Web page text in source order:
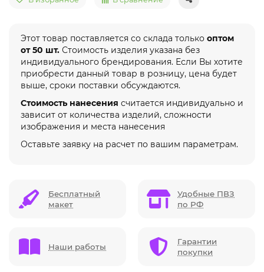
Этот товар поставляется со склада только оптом
от 50 шт. Стоимость изделия указана без
индивидуального брендирования. Если Вы хотите
приобрести данный товар в розницу, цена будет
выше, сроки поставки обсуждаются.
Стоимость нанесения считается индивидуально и
зависит от количества изделий, сложности
изображения и места нанесения
Оставьте заявку на расчет по вашим параметрам.
Бесплатный
макет
Удобные ПВЗ
по РФ
Наши работы
Гарантии
покупки